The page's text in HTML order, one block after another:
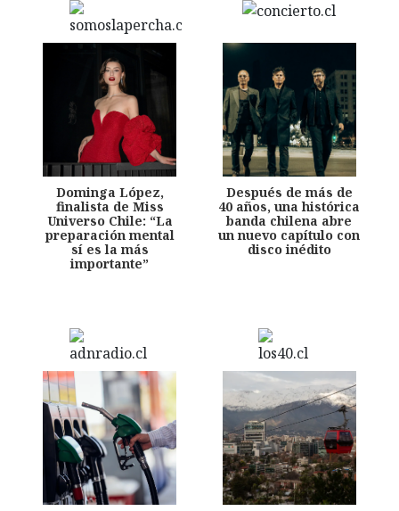
Dominga López,
finalista de Miss
Universo Chile: “La
preparación mental
sí es la más
importante”
Después de más de
40 años, una histórica
banda chilena abre
un nuevo capítulo con
disco inédito